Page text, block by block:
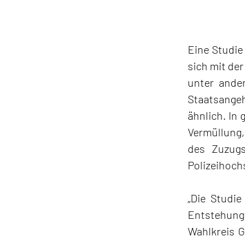
Eine
sich mit
unter
ähnlich. In
des
„Die
Wahlkreis